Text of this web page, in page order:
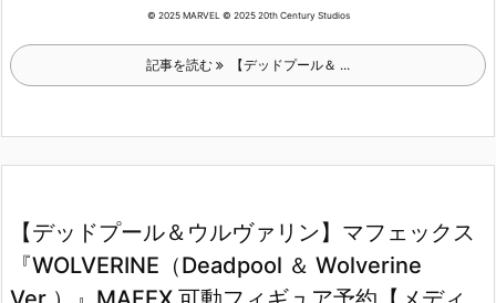
© 2025 MARVEL © 2025 20th Century Studios
記事を読む 【デッドプール＆ ...
【デッドプール＆ウルヴァリン】マフェックス
『WOLVERINE（Deadpool ＆ Wolverine